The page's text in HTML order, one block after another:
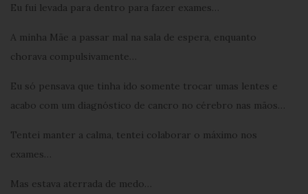
Eu fui levada para dentro para fazer exames…
A minha Mãe a passar mal na sala de espera, enquanto
chorava compulsivamente…
Eu só pensava que tinha ido somente trocar umas lentes e
acabo com um diagnóstico de cancro no cérebro nas mãos…
Tentei manter a calma, tentei colaborar o máximo nos
exames…
Mas estava aterrada de medo…